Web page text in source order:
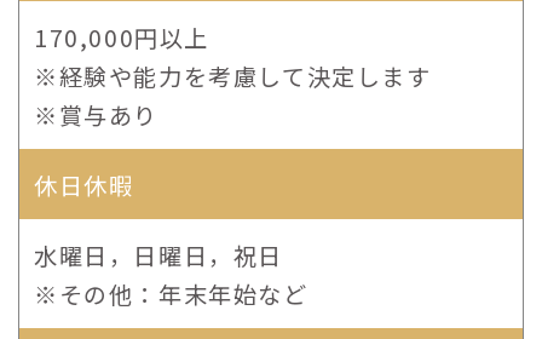
170,000円以上
※経験や能力を考慮して決定します
※賞与あり
休日休暇
水曜日，日曜日，祝日
※その他：年末年始など